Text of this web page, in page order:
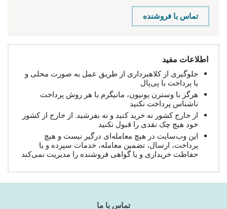
تماس با فروشنده
اطلاعات مفید
جلوگیری از کلاهبرداری از طریق عمل به صورت محلی و
یا پرداخت با پی‌پال
هرگز با وسترن یونیون، مانیگرم یا هر روش پرداخت
ناشناس پرداخت نکنید
از خارج کشور نه خرید کنید و نه بفرشید. از خارج از کشور
خود هیچ چک نقدی را قبول نکنید
این وب‌سایت در هیچ معامله‌ای درگیر نیست و هیچ
پرداخت، ارسال، تضمین معامله، خدمات سپرده و یا
حفاظت خریداری و یا گواهی فروشنده را مدیریت نمی‌کند
تماس با ما